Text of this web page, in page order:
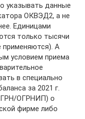
указывать данные
ОКВЭД2, а не
Единицами
только тысячи
применяются). А
условием приема
в специально
за 2021 г.
ОГРНИП) о
фирме либо